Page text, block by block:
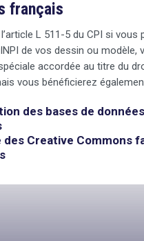
français
L 511-5 du CPI si
de vos dessin ou modèle,
accordée au titre du
vous bénéficierez
des bases de
des Creative Commons